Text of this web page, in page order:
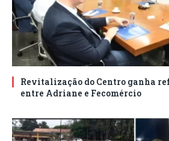
Revitalização do Centro ganha
entre Adriane e Fecomércio